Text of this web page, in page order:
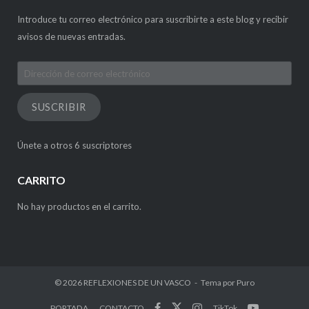
Introduce tu correo electrónico para suscribirte a este blog y recibir
avisos de nuevas entradas.
Dirección
de
correo
electrónico
SUSCRIBIR
Únete a otros 6 suscriptores
CARRITO
No hay productos en el carrito.
© 2026 REFLEXIONES DE UN VASCO Tema por Puro